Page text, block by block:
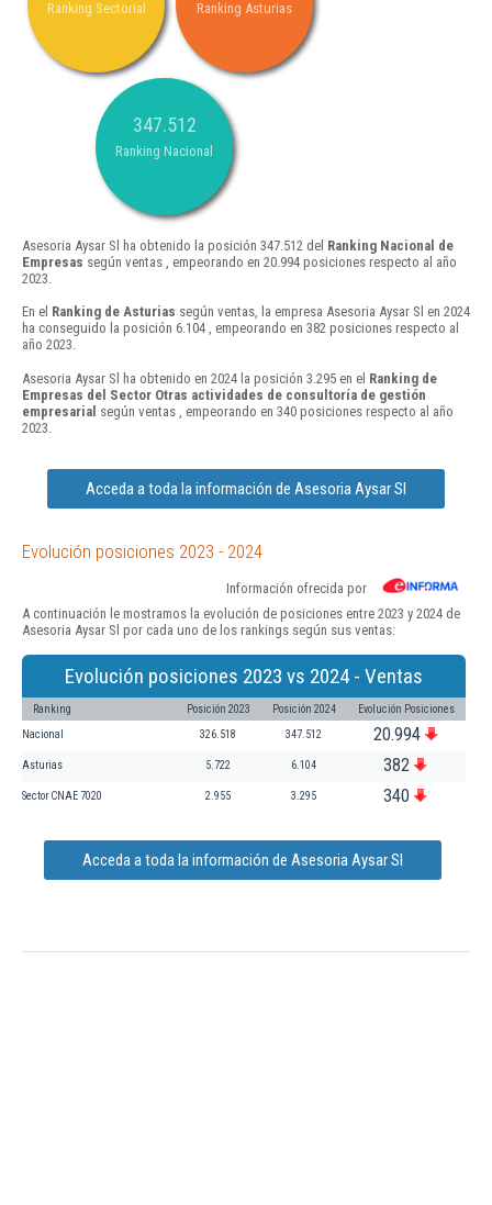
Ranking Sectorial Ranking Asturias
347.512
Ranking Nacional
Asesoria Aysar Sl ha obtenido la posición 347.512 del Ranking Nacional de
Empresas según ventas , empeorando en 20.994 posiciones respecto al año
2023.
En el Ranking de Asturias según ventas, la empresa Asesoria Aysar Sl en 2024
ha conseguido la posición 6.104 , empeorando en 382 posiciones respecto al
año 2023.
Asesoria Aysar Sl ha obtenido en 2024 la posición 3.295 en el Ranking de
Empresas del Sector Otras actividades de consultoría de gestión
empresarial según ventas , empeorando en 340 posiciones respecto al año
2023.
Acceda a toda la información de Asesoria Aysar Sl
Evolución posiciones 2023 - 2024
Información ofrecida por
A continuación le mostramos la evolución de posiciones entre 2023 y 2024 de
Asesoria Aysar Sl por cada uno de los rankings según sus ventas:
Evolución posiciones 2023 vs 2024 - Ventas
Ranking Posición 2023 Posición 2024 Evolución Posiciones
Nacional 326.518 347.512 20.994
Asturias 5.722 6.104 382
Sector CNAE 7020 2.955 3.295 340
Acceda a toda la información de Asesoria Aysar Sl